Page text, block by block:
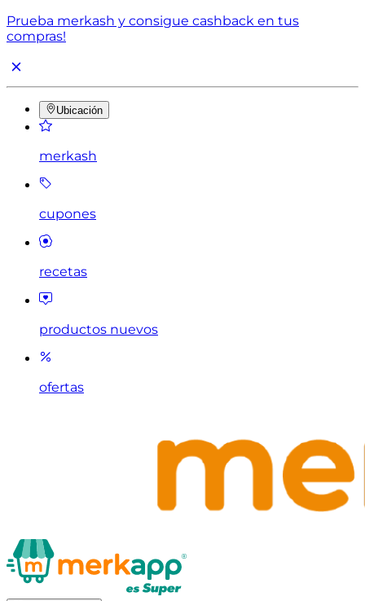
Prueba merkash y consigue cashback en tus
compras!
Ubicación
merkash
cupones
recetas
productos nuevos
ofertas